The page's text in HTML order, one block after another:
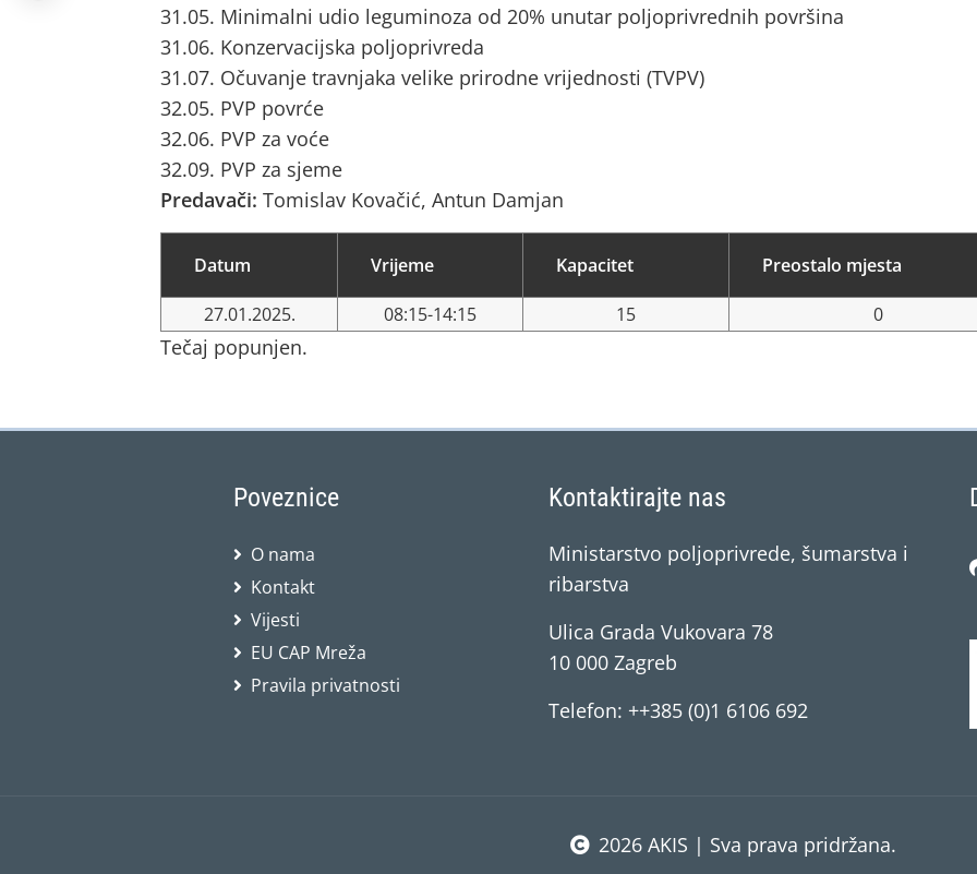
31.05. Minimalni udio leguminoza od 20% unutar poljoprivrednih površina
31.06. Konzervacijska poljoprivreda
31.07. Očuvanje travnjaka velike prirodne vrijednosti (TVPV)
32.05. PVP povrće
32.06. PVP za voće
32.09. PVP za sjeme
Predavači: Tomislav Kovačić, Antun Damjan
Datum Vrijeme Kapacitet Preostalo mjesta
27.01.2025. 08:15-14:15 15 0
Tečaj popunjen.
Poveznice
O nama
Kontakt
Vijesti
EU CAP Mreža
Pravila privatnosti
Kontaktirajte nas
Ministarstvo poljoprivrede, šumarstva i
ribarstva
Ulica Grada Vukovara 78
10 000 Zagreb
Telefon: ++385 (0)1 6106 692
2026 AKIS | Sva prava pridržana.